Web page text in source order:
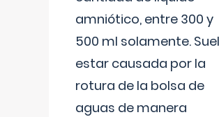
amniótico, entre 300 y
500 ml solamente.
estar causada por la
rotura de la bolsa de
aguas de manera